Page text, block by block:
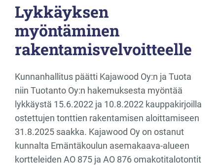
Lykkäyksen
myöntäminen
rakentamisvelvoitteelle
Kunnanhallitus päätti Kajawood Oy:n ja Tuota
niin Tuotanto Oy:n hakemuksesta myöntää
lykkäystä 15.6.2022 ja 10.8.2022 kauppakirjoilla
ostettujen tonttien rakentamisen aloittamiseen
31.8.2025 saakka. Kajawood Oy on ostanut
kunnalta Emäntäkoulun asemakaava-alueen
kortteleiden AO 875 ja AO 876 omakotitalotontit